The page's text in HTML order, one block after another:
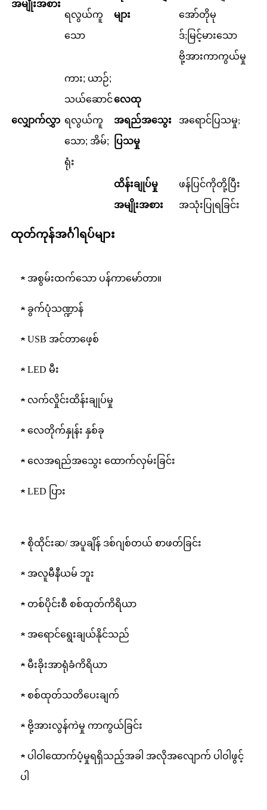
အမျိုးအစား
ရလွယ်ကူ
သော
များ အော်တိုမု
ဒ်; မြင့်မားသော
ဗို့အားကာကွယ်မှု
လျှောက်လွှာ
ကား; ယာဉ်;
သယ်ဆောင်
ရလွယ်ကူ
သော; အိမ်;
ရုံး
လေထု
အရည်အသွေး
ပြသမှု
အရောင်ပြသမှု;
ထိန်းချုပ်မှု
အမျိုးအစား
ဖန်ပြင်ကိုတို့ပြီး
အသုံးပြုရခြင်း
ထုတ်ကုန်အင်္ဂါရပ်များ
★ အစွမ်းထက်သော ပန်ကာမော်တာ။
★ ခွက်ပုံသဏ္ဍာန်
★ USB အင်တာဖေ့စ်
★ LED မီး
★ လက်လှိုင်းထိန်းချုပ်မှု
★ လေတိုက်နှုန်း နှစ်ခု
★ လေအရည်အသွေး ထောက်လှမ်းခြင်း
★ LED ပြား
★ စိုထိုင်းဆ/ အပူချိန် ဒစ်ဂျစ်တယ် စာဖတ်ခြင်း
★ အလူမီနီယမ် ဘူး
★ တစ်ပိုင်းစီ စစ်ထုတ်ကိရိယာ
★ အရောင်ရွေးချယ်နိုင်သည်
★ မီးခိုးအာရုံခံကိရိယာ
★ စစ်ထုတ်သတိပေးချက်
★ ဗို့အားလွန်ကဲမှု ကာကွယ်ခြင်း
★ ပါဝါထောက်ပံ့မှုရရှိသည့်အခါ အလိုအလျောက် ပါဝါဖွင့်
ပါ